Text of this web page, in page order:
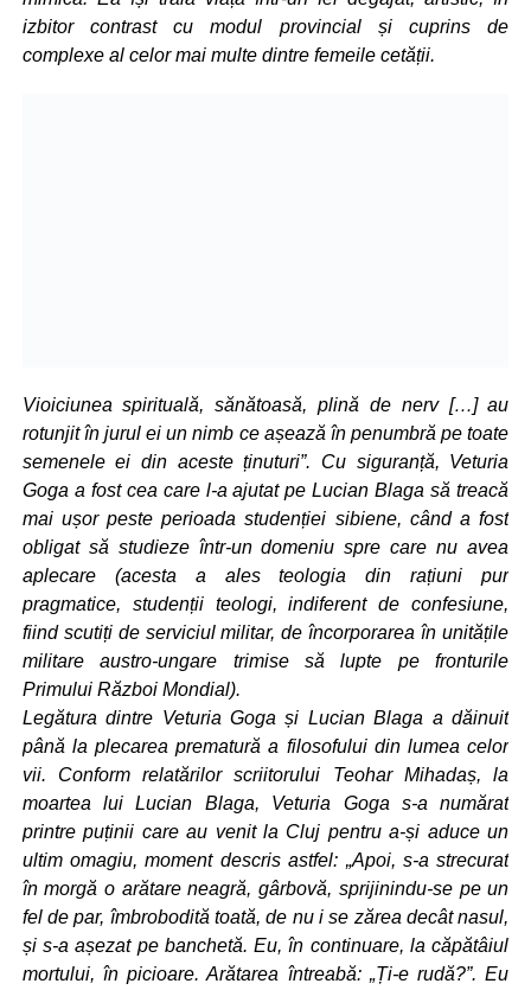
izbitor contrast cu modul provincial și cuprins de
complexe al celor mai multe dintre femeile cetății.
Vioiciunea spirituală, sănătoasă, plină de nerv […] au
rotunjit în jurul ei un nimb ce așează în penumbră pe toate
semenele ei din aceste ținuturi”. Cu siguranță, Veturia
Goga a fost cea care l-a ajutat pe Lucian Blaga să treacă
mai ușor peste perioada studenției sibiene, când a fost
obligat să studieze într-un domeniu spre care nu avea
aplecare (acesta a ales teologia din rațiuni pur
pragmatice, studenții teologi, indiferent de confesiune,
fiind scutiți de serviciul militar, de încorporarea în unitățile
militare austro-ungare trimise să lupte pe fronturile
Primului Război Mondial).
Legătura dintre Veturia Goga și Lucian Blaga a dăinuit
până la plecarea prematură a filosofului din lumea celor
vii. Conform relatărilor scriitorului Teohar Mihadaș, la
moartea lui Lucian Blaga, Veturia Goga s-a numărat
printre puținii care au venit la Cluj pentru a-și aduce un
ultim omagiu, moment descris astfel: „Apoi, s-a strecurat
în morgă o arătare neagră, gârbovă, sprijinindu-se pe un
fel de par, îmbrobodită toată, de nu i se zărea decât nasul,
și s-a așezat pe banchetă. Eu, în continuare, la căpătâiul
mortului, în picioare. Arătarea întreabă: „Ți-e rudă?”. Eu